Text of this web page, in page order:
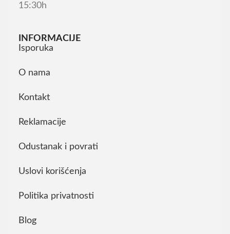
15:30h
INFORMACIJE
Isporuka
O nama
Kontakt
Reklamacije
Odustanak i povrati
Uslovi korišćenja
Politika privatnosti
Blog